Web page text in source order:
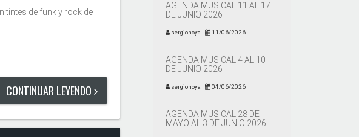
tintes de funk y rock de
CONTINUAR LEYENDO
AGENDA MUSICAL 11 AL 17
DE JUNIO 2026
sergionoya 11/06/2026
AGENDA MUSICAL 4 AL 10
DE JUNIO 2026
sergionoya 04/06/2026
AGENDA MUSICAL 28 DE
MAYO AL 3 DE JUNIO 2026